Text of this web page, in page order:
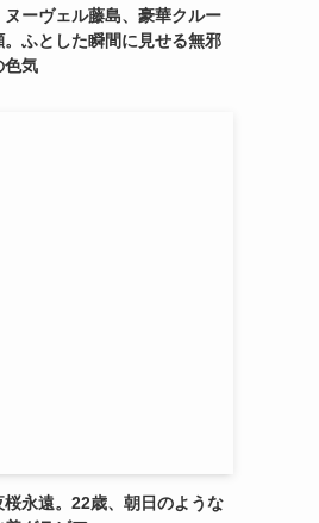
ヌーヴェル藤島、豪華クルー
ふとした瞬間に見せる無邪
色気
永遠。22歳、朝日のような